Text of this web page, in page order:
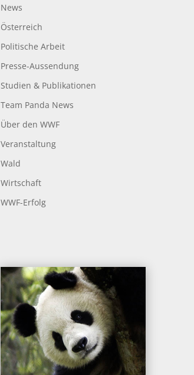
News
Österreich
Politische Arbeit
Presse-Aussendung
Studien & Publikationen
Team Panda News
Über den WWF
Veranstaltung
Wald
Wirtschaft
WWF-Erfolg